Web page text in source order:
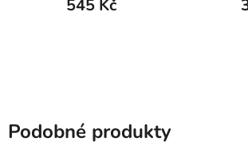
545 Kč
Podobné produkty